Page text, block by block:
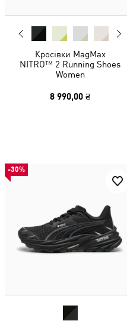
Кросівки MagMax
NITRO™ 2 Running Shoes
Women
8 990,00 ₴
-30%